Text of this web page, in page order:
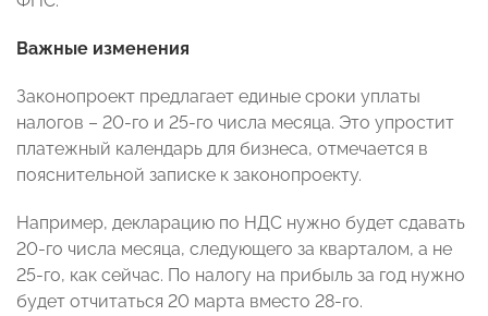
Важные изменения
Законопроект предлагает единые сроки уплаты
налогов – 20-го и 25-го числа месяца. Это упростит
платежный календарь для бизнеса, отмечается в
пояснительной записке к законопроекту.
Например, декларацию по НДС нужно будет сдавать
20-го числа месяца, следующего за кварталом, а не
25-го, как сейчас. По налогу на прибыль за год нужно
будет отчитаться 20 марта вместо 28-го.